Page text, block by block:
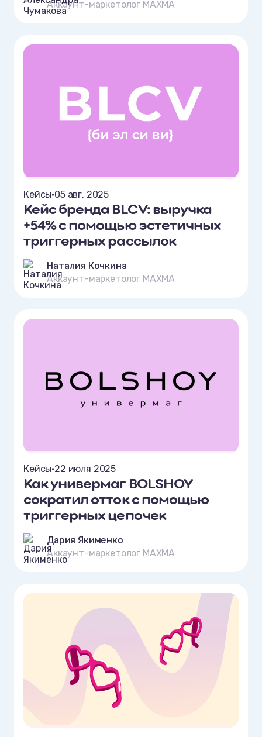
Аккаунт-маркетолог MAXMA
Кейсы•05 авг. 2025
Кейс бренда BLCV: выручка
+54% с помощью эстетичных
триггерных рассылок
Наталия Кочкина
Аккаунт-маркетолог MAXMA
Кейсы•22 июля 2025
Как универмаг BOLSHOY
сократил отток с помощью
триггерных цепочек
Дария Якименко
Аккаунт-маркетолог MAXMA